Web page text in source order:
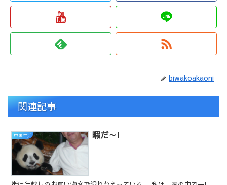
biwakoakaoni
関連記事
中国生活 暇だ～!